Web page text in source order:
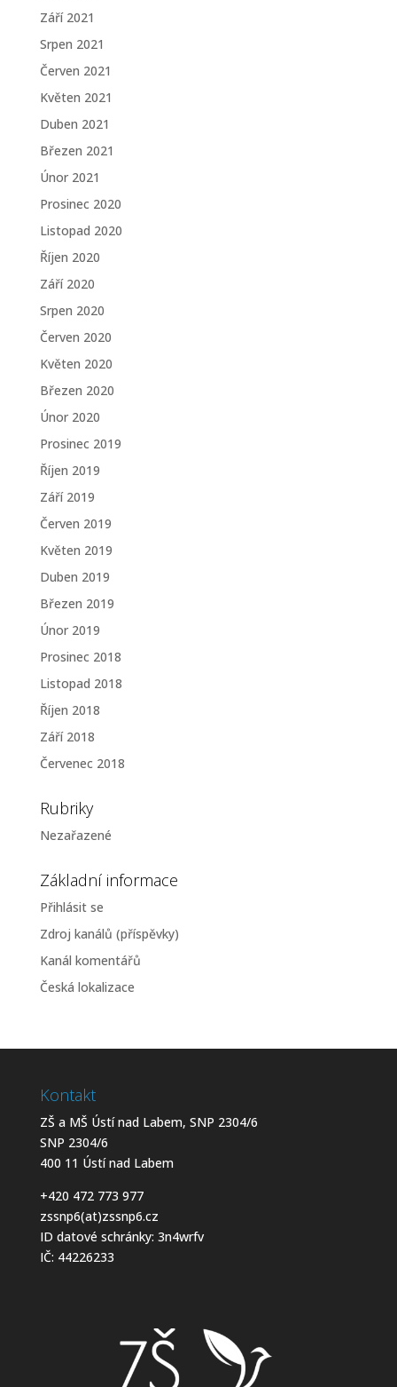
Září 2021
Srpen 2021
Červen 2021
Květen 2021
Duben 2021
Březen 2021
Únor 2021
Prosinec 2020
Listopad 2020
Říjen 2020
Září 2020
Srpen 2020
Červen 2020
Květen 2020
Březen 2020
Únor 2020
Prosinec 2019
Říjen 2019
Září 2019
Červen 2019
Květen 2019
Duben 2019
Březen 2019
Únor 2019
Prosinec 2018
Listopad 2018
Říjen 2018
Září 2018
Červenec 2018
Rubriky
Nezařazené
Základní informace
Přihlásit se
Zdroj kanálů (příspěvky)
Kanál komentářů
Česká lokalizace
Kontakt
ZŠ a MŠ Ústí nad Labem, SNP 2304/6
SNP 2304/6
400 11 Ústí nad Labem
+420 472 773 977
zssnp6(at)zssnp6.cz
ID datové schránky: 3n4wrfv
IČ: 44226233